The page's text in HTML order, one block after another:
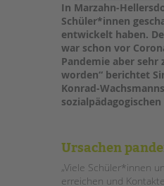
In Marzahn-
Schüler*innen
entwickelt haben.
war schon vor
Pandemie aber
worden“ berichtet
Konrad-
Ursachen
„Viele Schüler*innen
erreichen und